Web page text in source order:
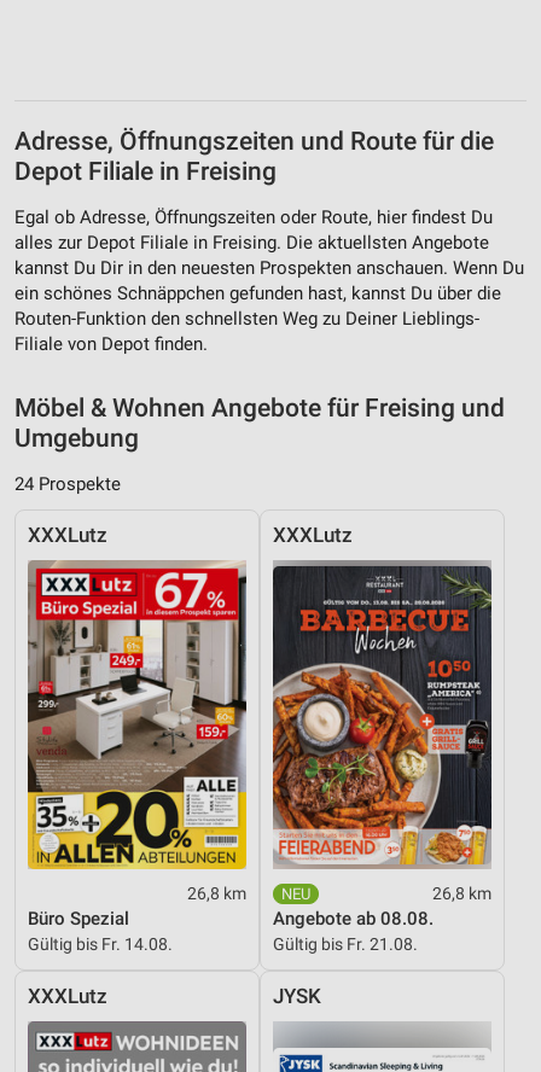
Adresse, Öffnungszeiten und Route für die
Depot Filiale in Freising
Egal ob Adresse, Öffnungszeiten oder Route, hier findest Du
alles zur Depot Filiale in Freising. Die aktuellsten Angebote
kannst Du Dir in den neuesten Prospekten anschauen. Wenn Du
ein schönes Schnäppchen gefunden hast, kannst Du über die
Routen-Funktion den schnellsten Weg zu Deiner Lieblings-
Filiale von Depot finden.
Möbel & Wohnen Angebote für Freising und
Umgebung
24 Prospekte
XXXLutz
26,8 km
Büro Spezial
Gültig bis Fr. 14.08.
XXXLutz
26,8 km
Angebote ab 08.08.
Gültig bis Fr. 21.08.
XXXLutz JYSK